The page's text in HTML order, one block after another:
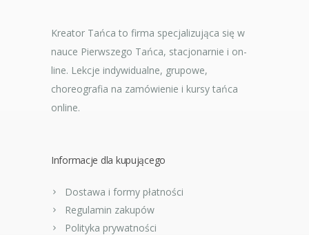
Kreator Tańca to firma specjalizująca się w
nauce Pierwszego Tańca, stacjonarnie i on-
line. Lekcje indywidualne, grupowe,
choreografia na zamówienie i kursy tańca
online.
Informacje dla kupującego
Dostawa i formy płatności
Regulamin zakupów
Polityka prywatności